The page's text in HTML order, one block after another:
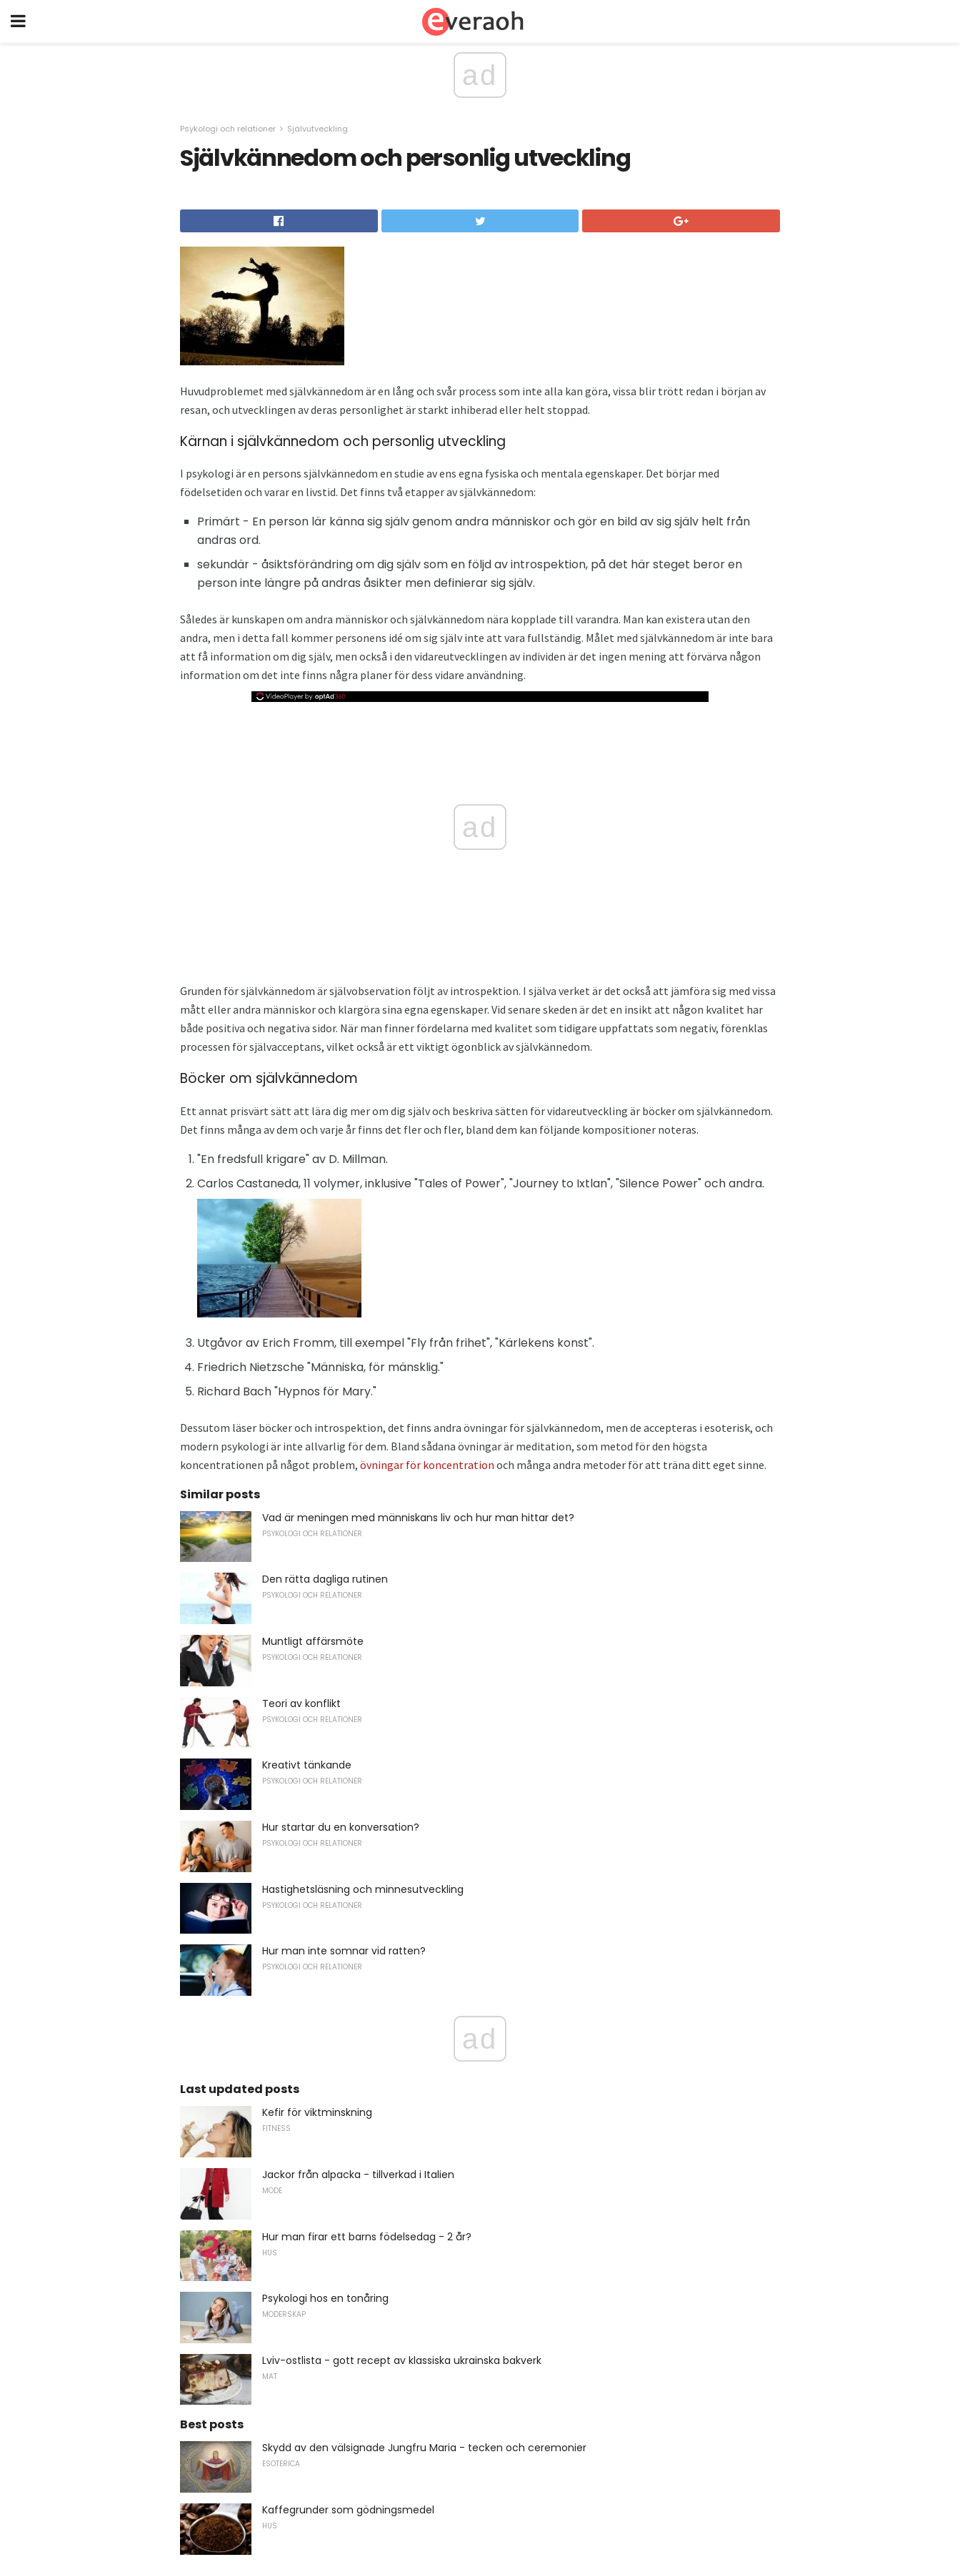
ad
Psykologi och relationer Självutveckling
Självkännedom och personlig utveckling
Huvudproblemet med självkännedom är en lång och svår process som inte alla kan göra, vissa blir trött redan i början av
resan, och utvecklingen av deras personlighet är starkt inhiberad eller helt stoppad.
Kärnan i självkännedom och personlig utveckling
I psykologi är en persons självkännedom en studie av ens egna fysiska och mentala egenskaper. Det börjar med
födelsetiden och varar en livstid. Det finns två etapper av självkännedom:
Primärt - En person lär känna sig själv genom andra människor och gör en bild av sig själv helt från
andras ord.
sekundär - åsiktsförändring om dig själv som en följd av introspektion, på det här steget beror en
person inte längre på andras åsikter men definierar sig själv.
Således är kunskapen om andra människor och självkännedom nära kopplade till varandra. Man kan existera utan den
andra, men i detta fall kommer personens idé om sig själv inte att vara fullständig. Målet med självkännedom är inte bara
att få information om dig själv, men också i den vidareutvecklingen av individen är det ingen mening att förvärva någon
information om det inte finns några planer för dess vidare användning.
ad
Grunden för självkännedom är självobservation följt av introspektion. I själva verket är det också att jämföra sig med vissa
mått eller andra människor och klargöra sina egna egenskaper. Vid senare skeden är det en insikt att någon kvalitet har
både positiva och negativa sidor. När man finner fördelarna med kvalitet som tidigare uppfattats som negativ, förenklas
processen för självacceptans, vilket också är ett viktigt ögonblick av självkännedom.
Böcker om självkännedom
Ett annat prisvärt sätt att lära dig mer om dig själv och beskriva sätten för vidareutveckling är böcker om självkännedom.
Det finns många av dem och varje år finns det fler och fler, bland dem kan följande kompositioner noteras.
"En fredsfull krigare" av D. Millman.
Carlos Castaneda, 11 volymer, inklusive "Tales of Power", "Journey to Ixtlan", "Silence Power" och andra.
Utgåvor av Erich Fromm, till exempel "Fly från frihet", "Kärlekens konst".
Friedrich Nietzsche "Människa, för mänsklig."
Richard Bach "Hypnos för Mary."
Dessutom läser böcker och introspektion, det finns andra övningar för självkännedom, men de accepteras i esoterisk, och
modern psykologi är inte allvarlig för dem. Bland sådana övningar är meditation, som metod för den högsta
koncentrationen på något problem, övningar för koncentration och många andra metoder för att träna ditt eget sinne.
Similar posts
Vad är meningen med människans liv och hur man hittar det?
PSYKOLOGI OCH RELATIONER
Den rätta dagliga rutinen
PSYKOLOGI OCH RELATIONER
Muntligt affärsmöte
PSYKOLOGI OCH RELATIONER
Teori av konflikt
PSYKOLOGI OCH RELATIONER
Kreativt tänkande
PSYKOLOGI OCH RELATIONER
Hur startar du en konversation?
PSYKOLOGI OCH RELATIONER
Hastighetsläsning och minnesutveckling
PSYKOLOGI OCH RELATIONER
Hur man inte somnar vid ratten?
PSYKOLOGI OCH RELATIONER
ad
Last updated posts
Kefir för viktminskning
FITNESS
Jackor från alpacka - tillverkad i Italien
MODE
Hur man firar ett barns födelsedag - 2 år?
HUS
Psykologi hos en tonåring
MODERSKAP
Lviv-ostlista - gott recept av klassiska ukrainska bakverk
MAT
Best posts
Skydd av den välsignade Jungfru Maria - tecken och ceremonier
ESOTERICA
Kaffegrunder som gödningsmedel
HUS